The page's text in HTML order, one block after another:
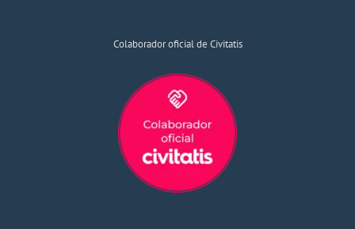
Colaborador oficial de Civitatis